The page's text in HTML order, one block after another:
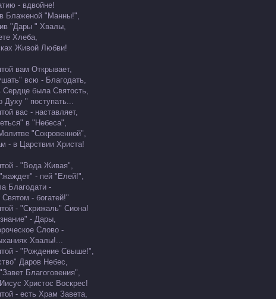
- вдвойне!
Блаженой "Манны!",
"Дары " Хвалы,
Хлеба,
Живой Любви!
вам Открывает,
всю - Благодать,
Сердце была Святость,
Духу " поступать...
вас - наставляет,
в "Небеса",
"Сокровенной",
- в Царствии Христа!
- "Вода Живая",
"жаждет" - пей "Елей!",
Благодати -
- богатей!"
- "Скрижаль" Сиона!
- Дары,
Слово -
Хвалы!...
- "Рождение Свыше!",
Даров Небес,
Благоговения",
Христос Воскрес!
- есть Храм Завета,